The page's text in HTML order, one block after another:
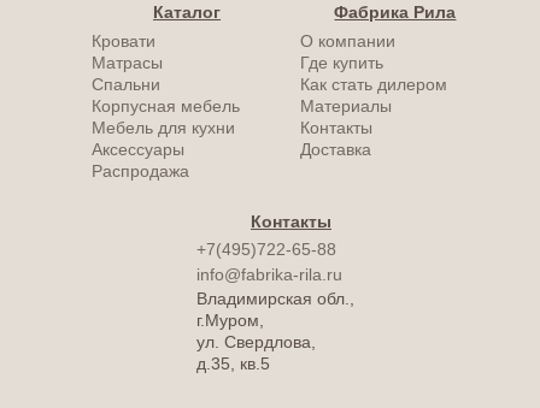
Каталог
Кровати
Матрасы
Спальни
Корпусная мебель
Мебель для кухни
Аксессуары
Распродажа
Фабрика Рила
О компании
Где купить
Как стать дилером
Материалы
Контакты
Доставка
Контакты
+7(495)722-65-88
info@fabrika-rila.ru
Владимирская обл.,
г.Муром,
ул. Свердлова,
д.35, кв.5